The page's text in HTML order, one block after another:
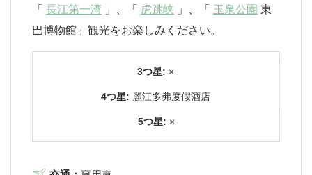
「 長江第一湾 」、「 虎跳峡 」、「 玉泉公園 東
巴博物館」観光をお楽しみください。
3つ星: ×
4つ星: 麗江多弗度假酒店
5つ星: ×